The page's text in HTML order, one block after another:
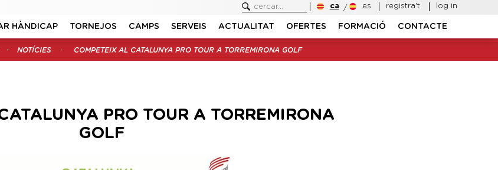
ca es registra't log in
HÀNDICAP TORNEJOS CAMPS SERVEIS ACTUALITAT OFERTES FORMACIÓ CONTACTE
NOTÍCIES COMPETEIX AL CATALUNYA PRO TOUR A TORREMIRONA GOLF
PRO TOUR A TORREMIRONA
GOLF